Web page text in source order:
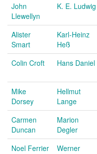
John
Llewellyn
K. E. Ludwig
Alister
Smart
Karl-Heinz
Heß
Colin Croft
Hans Daniel
Mike
Dorsey
Hellmut
Lange
Carmen
Duncan
Marion
Degler
Noel Ferrier
Werner